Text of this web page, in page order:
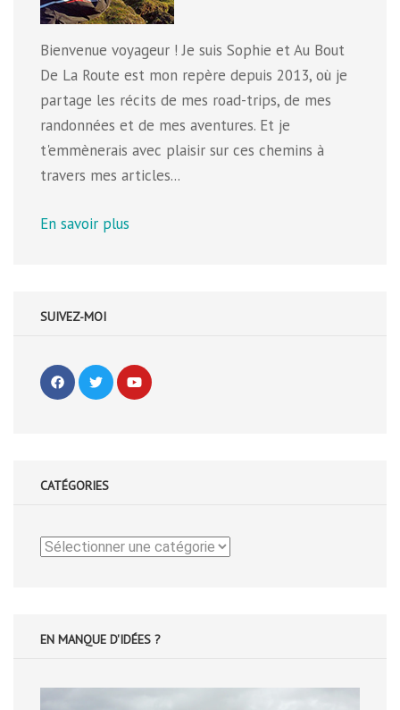
Bienvenue voyageur ! Je suis Sophie et Au Bout
De La Route est mon repère depuis 2013, où je
partage les récits de mes road-trips, de mes
randonnées et de mes aventures. Et je
t'emmènerais avec plaisir sur ces chemins à
travers mes articles...
En savoir plus
SUIVEZ-MOI
CATÉGORIES
Catégories
EN MANQUE D'IDÉES ?